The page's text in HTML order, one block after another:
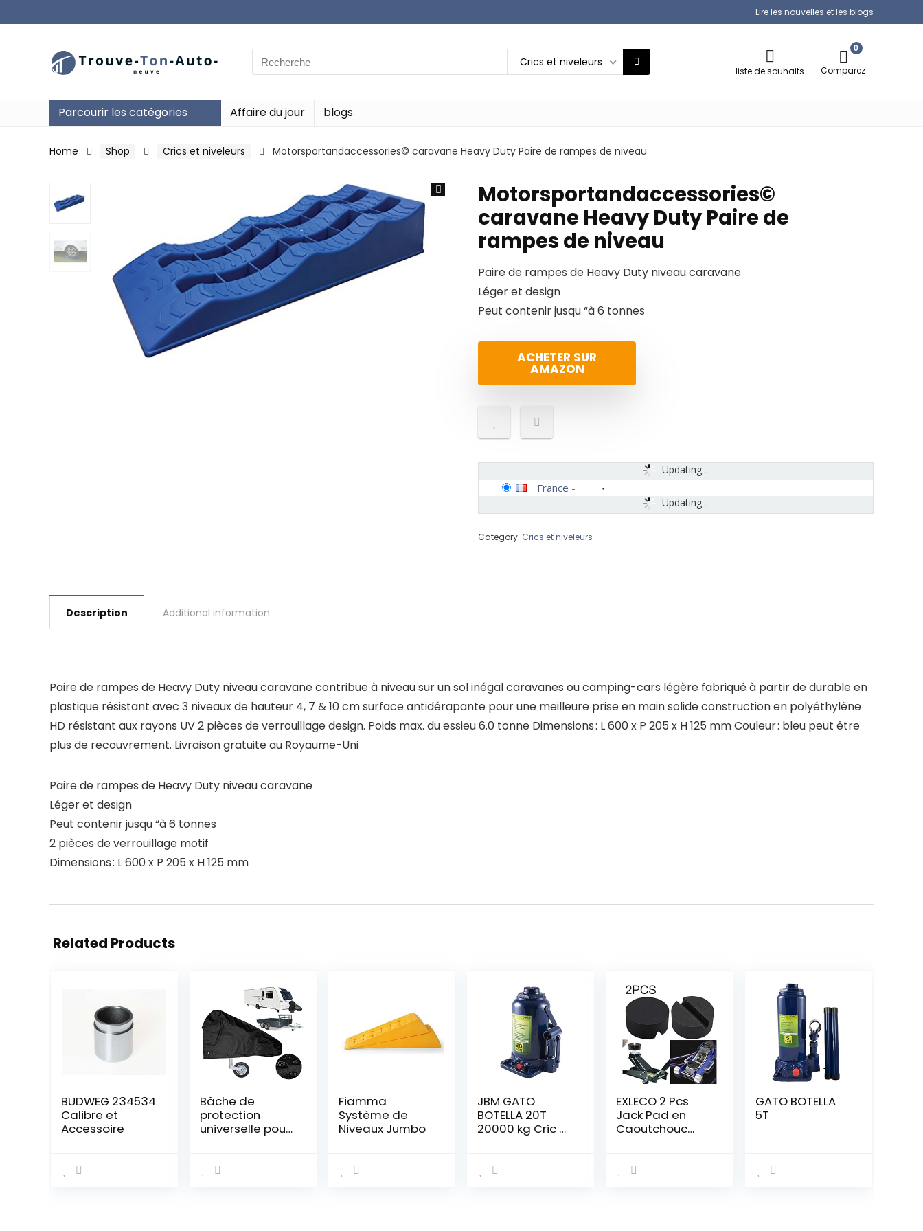
Lire les nouvelles et les blogs
Search
for:
Crics et niveleurs
liste de souhaits
0
Comparez
Parcourir les catégories Affaire du jour blogs
Home Shop Crics et niveleurs Motorsportandaccessories© caravane Heavy Duty Paire de rampes de niveau
Motorsportandaccessories©
caravane Heavy Duty Paire de
rampes de niveau
Paire de rampes de Heavy Duty niveau caravane
Léger et design
Peut contenir jusqu “à 6 tonnes
ACHETER SUR
AMAZON
Updating...
Updating...
France -
Category: Crics et niveleurs
Description Additional information
Paire de rampes de Heavy Duty niveau caravane contribue à niveau sur un sol inégal caravanes ou camping-cars légère fabriqué à partir de durable en
plastique résistant avec 3 niveaux de hauteur 4, 7 & 10 cm surface antidérapante pour une meilleure prise en main solide construction en polyéthylène
HD résistant aux rayons UV 2 pièces de verrouillage design. Poids max. du essieu 6.0 tonne Dimensions : L 600 x P 205 x H 125 mm Couleur : bleu peut être
plus de recouvrement. Livraison gratuite au Royaume-Uni
Paire de rampes de Heavy Duty niveau caravane
Léger et design
Peut contenir jusqu “à 6 tonnes
2 pièces de verrouillage motif
Dimensions : L 600 x P 205 x H 125 mm
Related Products
BUDWEG 234534
Calibre et
Accessoire
Bâche de
protection
universelle pour
caravane – Noir
Fiamma
Système de
Niveaux Jumbo
JBM GATO
BOTELLA 20T
20000 kg Cric à
Camionnette,
EXLECO 2 Pcs
Jack Pad en
Caoutchouc
caoutchouc Cric
GATO BOTELLA
5T